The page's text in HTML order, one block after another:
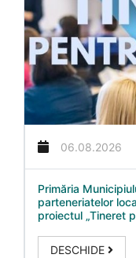
06.08.2026
Primăria
parteneriatelor
proiectul „Tineret
DESCHIDE